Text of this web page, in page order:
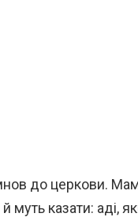
до церкови.
муть казати: аді,